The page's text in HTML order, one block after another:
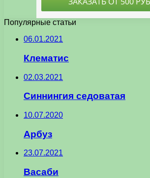
Популярные статьи
06.01.2021
Клематис
02.03.2021
Синнингия седоватая
10.07.2020
Арбуз
23.07.2021
Васаби